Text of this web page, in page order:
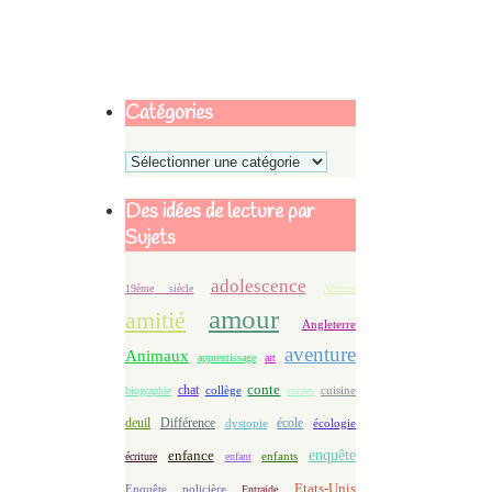
Catégories
Catégories
Des idées de lecture par
Sujets
19ème siècle adolescence Afrique
amitié amour Angleterre
Animaux apprentissage art aventure
biographie chat collège conte contes cuisine
deuil Différence dystopie école écologie
écriture enfance enfant enfants enquête
Enquête policière Entraide Etats-Unis